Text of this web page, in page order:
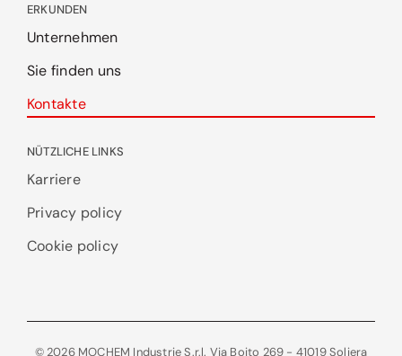
ERKUNDEN
Unternehmen
Sie finden uns
Kontakte
NÜTZLICHE LINKS
Karriere
Privacy policy
Cookie policy
© 2026 MOCHEM Industrie S.r.l. Via Boito 269 - 41019 Soliera